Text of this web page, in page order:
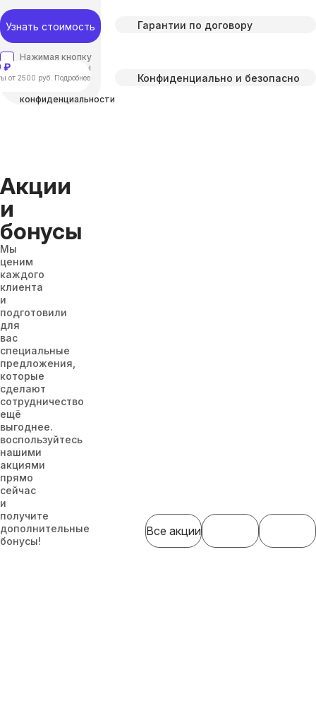
Узнать стоимость
Нажимая кнопку
“отправить”, вы
соглашаетесь с
конфиденциальности
₽
от 2500 руб. Подробнее
Гарантии по договору
Конфиденциально и безопасно
Акции
и
бонусы
Мы
ценим
каждого
клиента
и
подготовили
для
вас
специальные
предложения,
которые
сделают
сотрудничество
ещё
выгоднее.
воспользуйтесь
нашими
акциями
прямо
сейчас
и
получите
дополнительные
бонусы!
Все акции